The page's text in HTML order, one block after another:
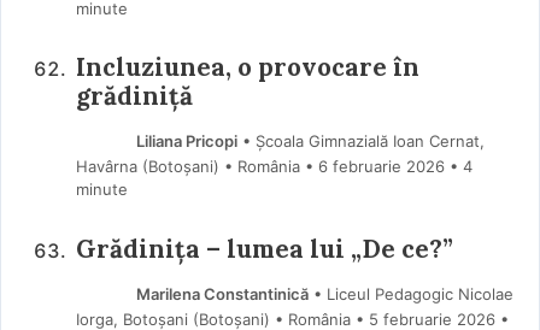
minute
Incluziunea, o provocare în
grădiniță
Liliana Pricopi• Școala Gimnazială Ioan Cernat,
Havârna (Botoşani) • România
6 februarie 2026 • 4
minute
Grădinița – lumea lui „De ce?”
Marilena Constantinică• Liceul Pedagogic Nicolae
Iorga, Botoșani (Botoşani) • România
5 februarie 2026 •